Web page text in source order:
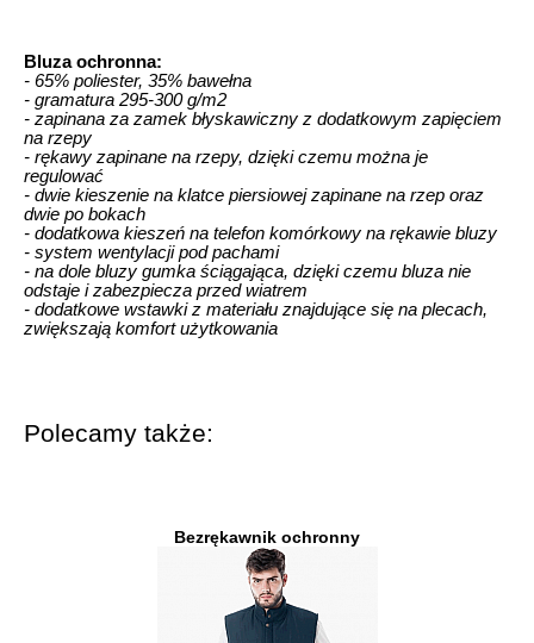
Bluza ochronna:
- 65% poliester, 35% bawełna
- gramatura 295-300 g/m2
- zapinana za zamek błyskawiczny z dodatkowym zapięciem
na rzepy
- rękawy zapinane na rzepy, dzięki czemu można je
regulować
- dwie kieszenie na klatce piersiowej zapinane na rzep oraz
dwie po bokach
- dodatkowa kieszeń na telefon komórkowy na rękawie bluzy
- system wentylacji pod pachami
- na dole bluzy gumka ściągająca, dzięki czemu bluza nie
odstaje i zabezpiecza przed wiatrem
- dodatkowe wstawki z materiału znajdujące się na plecach,
zwiększają komfort użytkowania
Polecamy także:
Bezrękawnik ochronny